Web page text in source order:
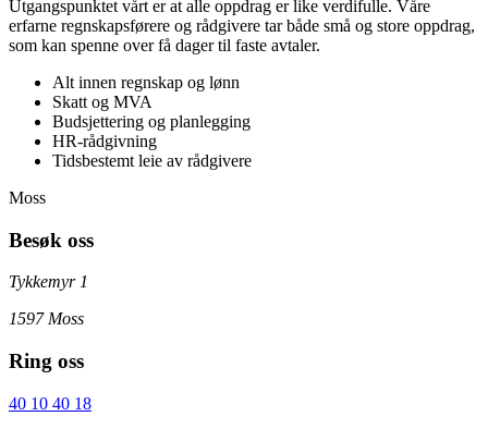
Utgangspunktet vårt er at alle oppdrag er like verdifulle. Våre
erfarne regnskapsførere og rådgivere tar både små og store oppdrag,
som kan spenne over få dager til faste avtaler.
Alt innen regnskap og lønn
Skatt og MVA
Budsjettering og planlegging
HR-rådgivning
Tidsbestemt leie av rådgivere
Moss
Besøk oss
Tykkemyr 1
1597 Moss
Ring oss
40 10 40 18